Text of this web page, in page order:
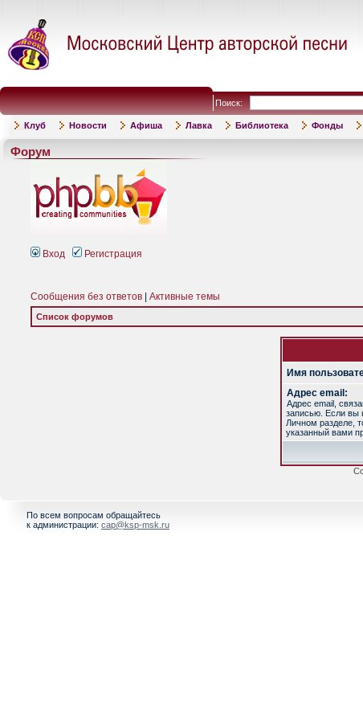
Поиск:
Клуб Новости Афиша Лавка Библиотека Фонды
Форум
Вход Регистрация
Сообщения без ответов Активные темы
Список форумов
Имя
Адрес email:
Адрес email,
записью. Если вы
Личном разделе,
указанный вами
По всем вопросам обращайтесь
к администрации: cap@ksp-msk.ru